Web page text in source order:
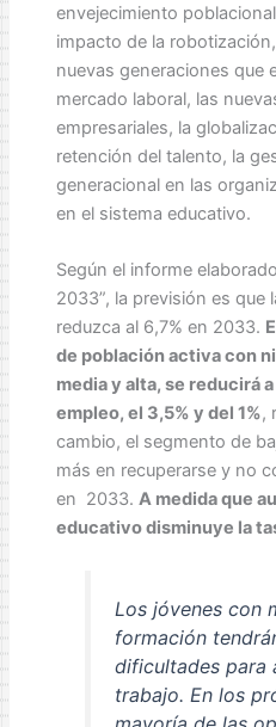
envejecimiento
impacto de la
nuevas generaciones que
mercado laboral, las
empresariales, la
retención del talento, la
generacional en las
en el sistema educativo.
Según el informe
2033”, la previsión es que
reduzca al 6,7% en 2033.
de población activa con
media y alta, se reducirá
empleo, el 3,5% y del 1%,
cambio, el segmento de
más en recuperarse y no
en 2033. A medida que
educativo disminuye la
Los jóvenes con
formación
dificultades para
trabajo. En los